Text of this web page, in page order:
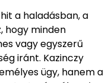
a haladásban, a
hogy minden
vagy egyszerű
iránt. Kazinczy
ügy, hanem a